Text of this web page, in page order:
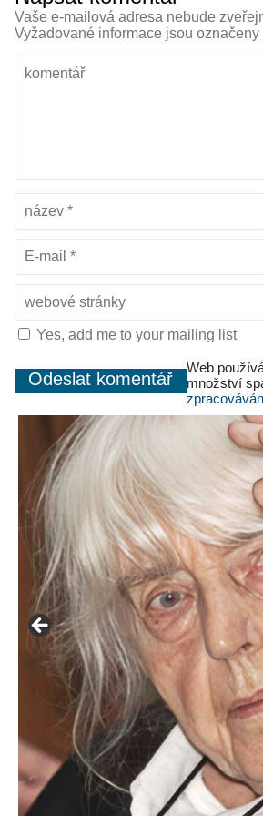
Vaše e-mailová adresa nebude
Vyžadované informace jsou označeny
Yes, add me to your mailing list
Web
množství
František Skála - film Veřejný prostor